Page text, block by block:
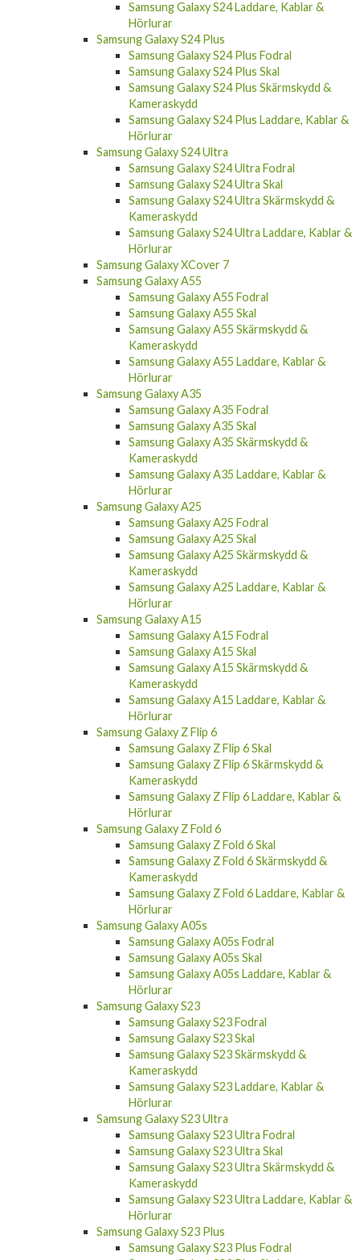
Samsung Galaxy S24 Laddare, Kablar &
Hörlurar
Samsung Galaxy S24 Plus
Samsung Galaxy S24 Plus Fodral
Samsung Galaxy S24 Plus Skal
Samsung Galaxy S24 Plus Skärmskydd &
Kameraskydd
Samsung Galaxy S24 Plus Laddare, Kablar &
Hörlurar
Samsung Galaxy S24 Ultra
Samsung Galaxy S24 Ultra Fodral
Samsung Galaxy S24 Ultra Skal
Samsung Galaxy S24 Ultra Skärmskydd &
Kameraskydd
Samsung Galaxy S24 Ultra Laddare, Kablar &
Hörlurar
Samsung Galaxy XCover 7
Samsung Galaxy A55
Samsung Galaxy A55 Fodral
Samsung Galaxy A55 Skal
Samsung Galaxy A55 Skärmskydd &
Kameraskydd
Samsung Galaxy A55 Laddare, Kablar &
Hörlurar
Samsung Galaxy A35
Samsung Galaxy A35 Fodral
Samsung Galaxy A35 Skal
Samsung Galaxy A35 Skärmskydd &
Kameraskydd
Samsung Galaxy A35 Laddare, Kablar &
Hörlurar
Samsung Galaxy A25
Samsung Galaxy A25 Fodral
Samsung Galaxy A25 Skal
Samsung Galaxy A25 Skärmskydd &
Kameraskydd
Samsung Galaxy A25 Laddare, Kablar &
Hörlurar
Samsung Galaxy A15
Samsung Galaxy A15 Fodral
Samsung Galaxy A15 Skal
Samsung Galaxy A15 Skärmskydd &
Kameraskydd
Samsung Galaxy A15 Laddare, Kablar &
Hörlurar
Samsung Galaxy Z Flip 6
Samsung Galaxy Z Flip 6 Skal
Samsung Galaxy Z Flip 6 Skärmskydd &
Kameraskydd
Samsung Galaxy Z Flip 6 Laddare, Kablar &
Hörlurar
Samsung Galaxy Z Fold 6
Samsung Galaxy Z Fold 6 Skal
Samsung Galaxy Z Fold 6 Skärmskydd &
Kameraskydd
Samsung Galaxy Z Fold 6 Laddare, Kablar &
Hörlurar
Samsung Galaxy A05s
Samsung Galaxy A05s Fodral
Samsung Galaxy A05s Skal
Samsung Galaxy A05s Laddare, Kablar &
Hörlurar
Samsung Galaxy S23
Samsung Galaxy S23 Fodral
Samsung Galaxy S23 Skal
Samsung Galaxy S23 Skärmskydd &
Kameraskydd
Samsung Galaxy S23 Laddare, Kablar &
Hörlurar
Samsung Galaxy S23 Ultra
Samsung Galaxy S23 Ultra Fodral
Samsung Galaxy S23 Ultra Skal
Samsung Galaxy S23 Ultra Skärmskydd &
Kameraskydd
Samsung Galaxy S23 Ultra Laddare, Kablar &
Hörlurar
Samsung Galaxy S23 Plus
Samsung Galaxy S23 Plus Fodral